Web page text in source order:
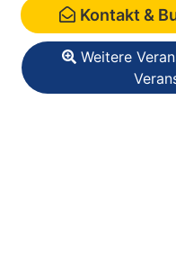
Kontakt &
Weitere